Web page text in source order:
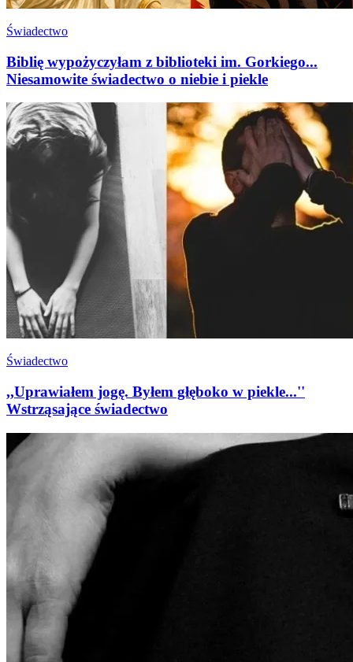
Świadectwo
Biblię wypożyczyłam z biblioteki im. Gorkiego...
Niesamowite świadectwo o niebie i piekle
Świadectwo
,,Uprawiałem jogę. Byłem głęboko w piekle...''
Wstrząsające świadectwo